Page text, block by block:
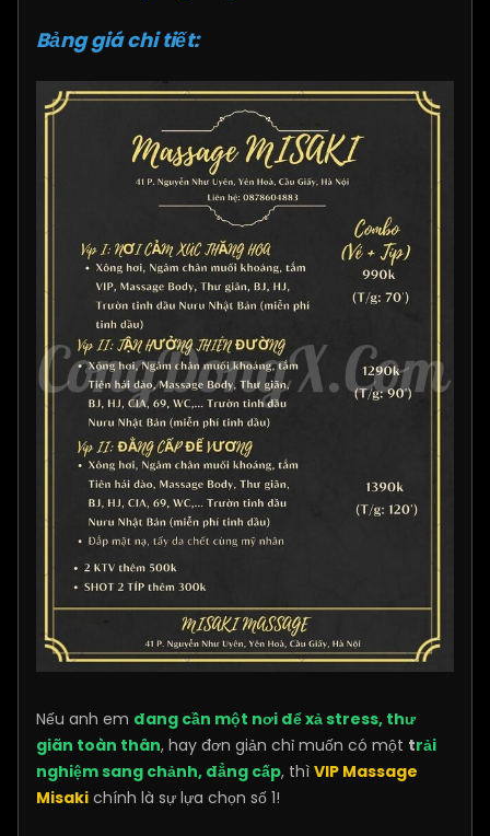
Bảng giá chi tiết:
Nếu anh em đang cần một nơi để xả stress, thư
giãn toàn thân, hay đơn giản chỉ muốn có một trải
nghiệm sang chảnh, đẳng cấp, thì VIP Massage
Misaki chính là sự lựa chọn số 1!